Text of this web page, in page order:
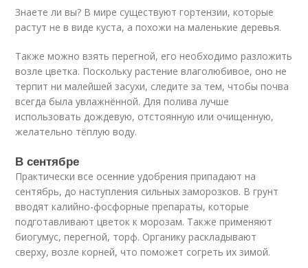
Знаете ли вы? В мире существуют гортензии, которые
растут не в виде куста, а похожи на маленькие деревья.
Также можно взять перегной, его необходимо разложить
возле цветка. Поскольку растение влаголюбивое, оно не
терпит ни малейшей засухи, следите за тем, чтобы почва
всегда была увлажнённой. Для полива лучше
использовать дождевую, отстоянную или очищенную,
желательно тёплую воду.
В сентябре
Практически все осенние удобрения припадают на
сентябрь, до наступления сильных заморозков. В грунт
вводят калийно-фосфорные препараты, которые
подготавливают цветок к морозам. Также применяют
биогумус, перегной, торф. Органику раскладывают
сверху, возле корней, что поможет согреть их зимой.